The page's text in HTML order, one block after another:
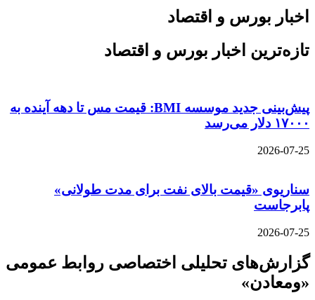
اخبار بورس و اقتصاد
تازه‌ترین اخبار بورس و اقتصاد
پیش‌بینی جدید موسسه BMI: قیمت مس تا دهه آینده به
۱۷۰۰۰ دلار می‌رسد
2026-07-25
سناریوی «قیمت بالای نفت برای مدت طولانی»
پابرجاست
2026-07-25
گزارش‌های تحلیلی اختصاصی روابط عمومی
«ومعادن»